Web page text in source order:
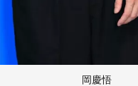
岡慶悟